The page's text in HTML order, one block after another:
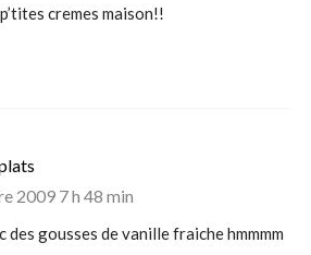
cremes maison!!
2009 7 h 48 min
gousses de vanille fraiche hmmmm